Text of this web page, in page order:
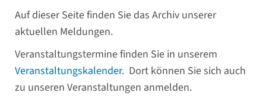
Auf dieser Seite finden Sie das Archiv unserer
aktuellen Meldungen.
Veranstaltungstermine finden Sie in unserem
Veranstaltungskalender. Dort können Sie sich auch
zu unseren Veranstaltungen anmelden.